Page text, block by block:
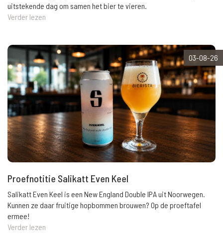
uitstekende dag om samen het bier te vieren.
Verder lezen
03-08-26
Proefnotitie Salikatt Even Keel
Salikatt Even Keel is een New England Double IPA uit Noorwegen.
Kunnen ze daar fruitige hopbommen brouwen? Op de proeftafel
ermee!
Verder lezen